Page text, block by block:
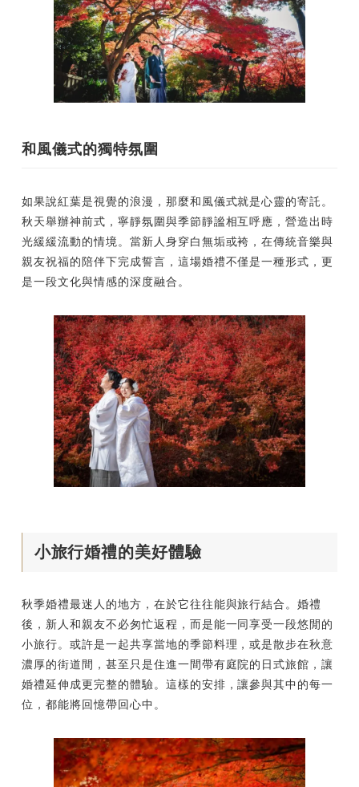
和風儀式的獨特氛圍
如果說紅葉是視覺的浪漫，那麼和風儀式就是心靈的寄託。
秋天舉辦神前式，寧靜氛圍與季節靜謐相互呼應，營造出時
光緩緩流動的情境。當新人身穿白無垢或袴，在傳統音樂與
親友祝福的陪伴下完成誓言，這場婚禮不僅是一種形式，更
是一段文化與情感的深度融合。
小旅行婚禮的美好體驗
秋季婚禮最迷人的地方，在於它往往能與旅行結合。婚禮
後，新人和親友不必匆忙返程，而是能一同享受一段悠閒的
小旅行。或許是一起共享當地的季節料理，或是散步在秋意
濃厚的街道間，甚至只是住進一間帶有庭院的日式旅館，讓
婚禮延伸成更完整的體驗。這樣的安排，讓參與其中的每一
位，都能將回憶帶回心中。